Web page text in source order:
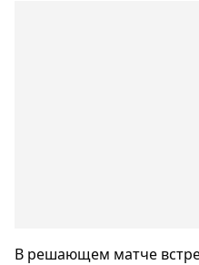
В решающем матче